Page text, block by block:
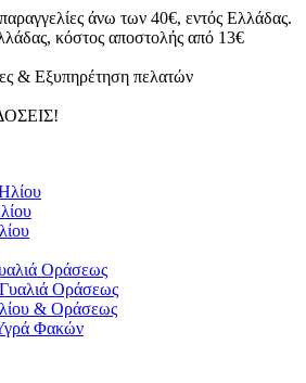
άνω των 40€, εντός Ελλάδας.
κόστος αποστολής από 13€
& Εξυπηρέτηση πελατών
Οράσεως
Οράσεως
& Οράσεως
Φακών